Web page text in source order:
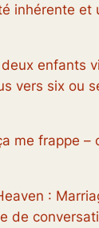
inhérente
enfants
vers six ou
me frappe –
:
de